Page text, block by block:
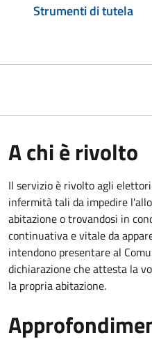
Strumenti di tutela
A chi è rivolto
Il servizio è rivolto agli
infermità tali da impedire
abitazione o trovandosi in
continuativa e vitale da
intendono presentare al
dichiarazione che attesta la
la propria abitazione.